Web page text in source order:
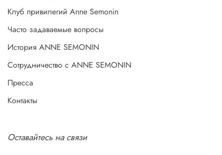
Клуб привилегий Anne Semonin
Часто задаваемые вопросы
История ANNE SEMONIN
Сотрудничество с ANNE SEMONIN
Пресса
Контакты
Оставайтесь на связи